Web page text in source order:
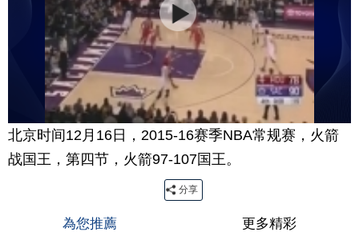
北京时间12月16日，2015-16赛季NBA常规赛，火箭
战国王，第四节，火箭97-107国王。
分享
為您推薦 更多精彩